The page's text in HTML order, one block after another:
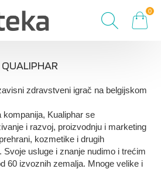
0
QUALIPHAR
zdravstveni igrač na belgijskom
kompanija, Kualiphar se
i razvoj, proizvodnju i marketing
kozmetike i drugih
usluge i znanje nudimo i trećim
60 izvoznih zemalja. Mnoge velike i